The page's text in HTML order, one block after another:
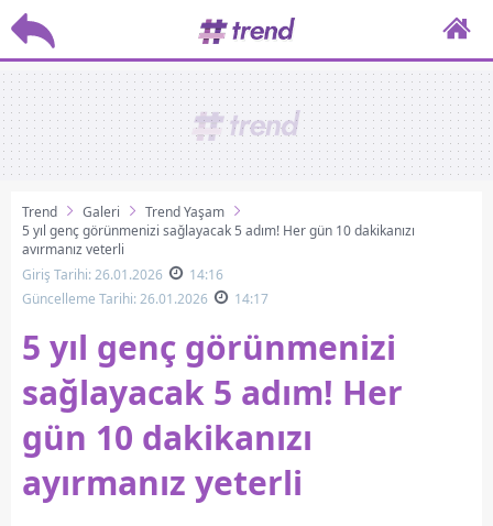
Trend Galeri
Trend Yaşam
5 yıl genç görünmenizi sağlayacak 5 adım! Her gün 10 dakikanızı
ayırmanız yeterli
Giriş Tarihi: 26.01.2026
14:16
Güncelleme Tarihi: 26.01.2026
14:17
5 yıl genç görünmenizi
sağlayacak 5 adım! Her
gün 10 dakikanızı
ayırmanız yeterli